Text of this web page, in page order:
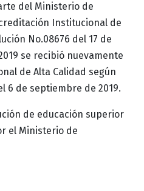
del Ministerio de
Institucional de
No.08676 del 17 de
se recibió nuevamente
de Alta Calidad según
6 de septiembre de 2019.
de educación superior
el Ministerio de